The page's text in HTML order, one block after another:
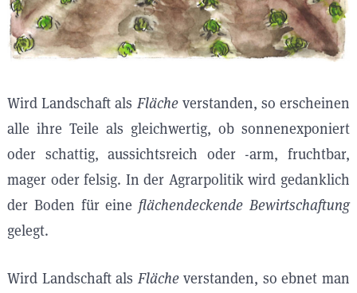
Wird Landschaft als Flächeverstanden, so erscheinen
alle ihre Teile als gleichwertig, ob sonnenexponiert
oder schattig, aussichtsreich oder -arm, fruchtbar,
mager oder felsig. In der Agrarpolitik wird gedanklich
der Boden für eineflächendeckende Bewirtschaftung
gelegt.
Wird Landschaft als Flächeverstanden, so ebnet man